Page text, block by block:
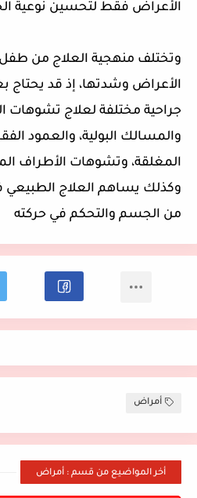
الأعراض فقط لتحسين نوعية
وتختلف منهجية العلاج من طفل
الأعراض وشدتها، إذ قد
جراحية مختلفة لعلاج تشوهات
والمسالك البولية، والعمود
المغلقة، وتشوهات الأطراف
وكذلك يساهم العلاج الطبيعي
من الجسم والتحكم في حركته
أمراض
أخر المواضيع من قسم : أمراض